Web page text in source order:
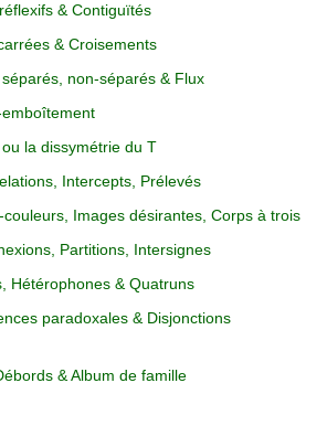
& Contiguïtés
& Croisements
non-séparés & Flux
la dissymétrie du T
Intercepts, Prélevés
Images désirantes, Corps à trois
Partitions, Intersignes
Hétérophones & Quatruns
paradoxales & Disjonctions
& Album de famille